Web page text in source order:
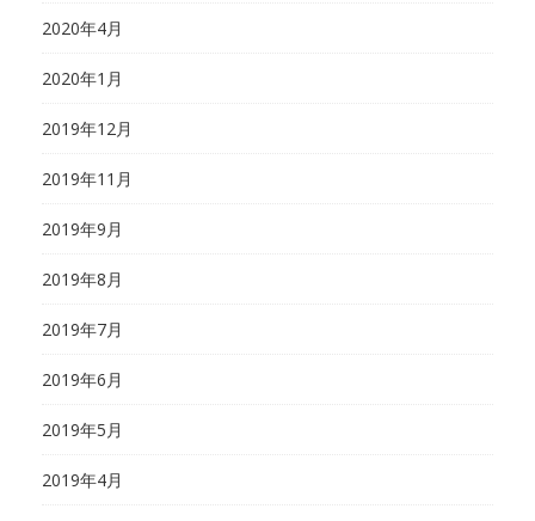
2020年4月
2020年1月
2019年12月
2019年11月
2019年9月
2019年8月
2019年7月
2019年6月
2019年5月
2019年4月